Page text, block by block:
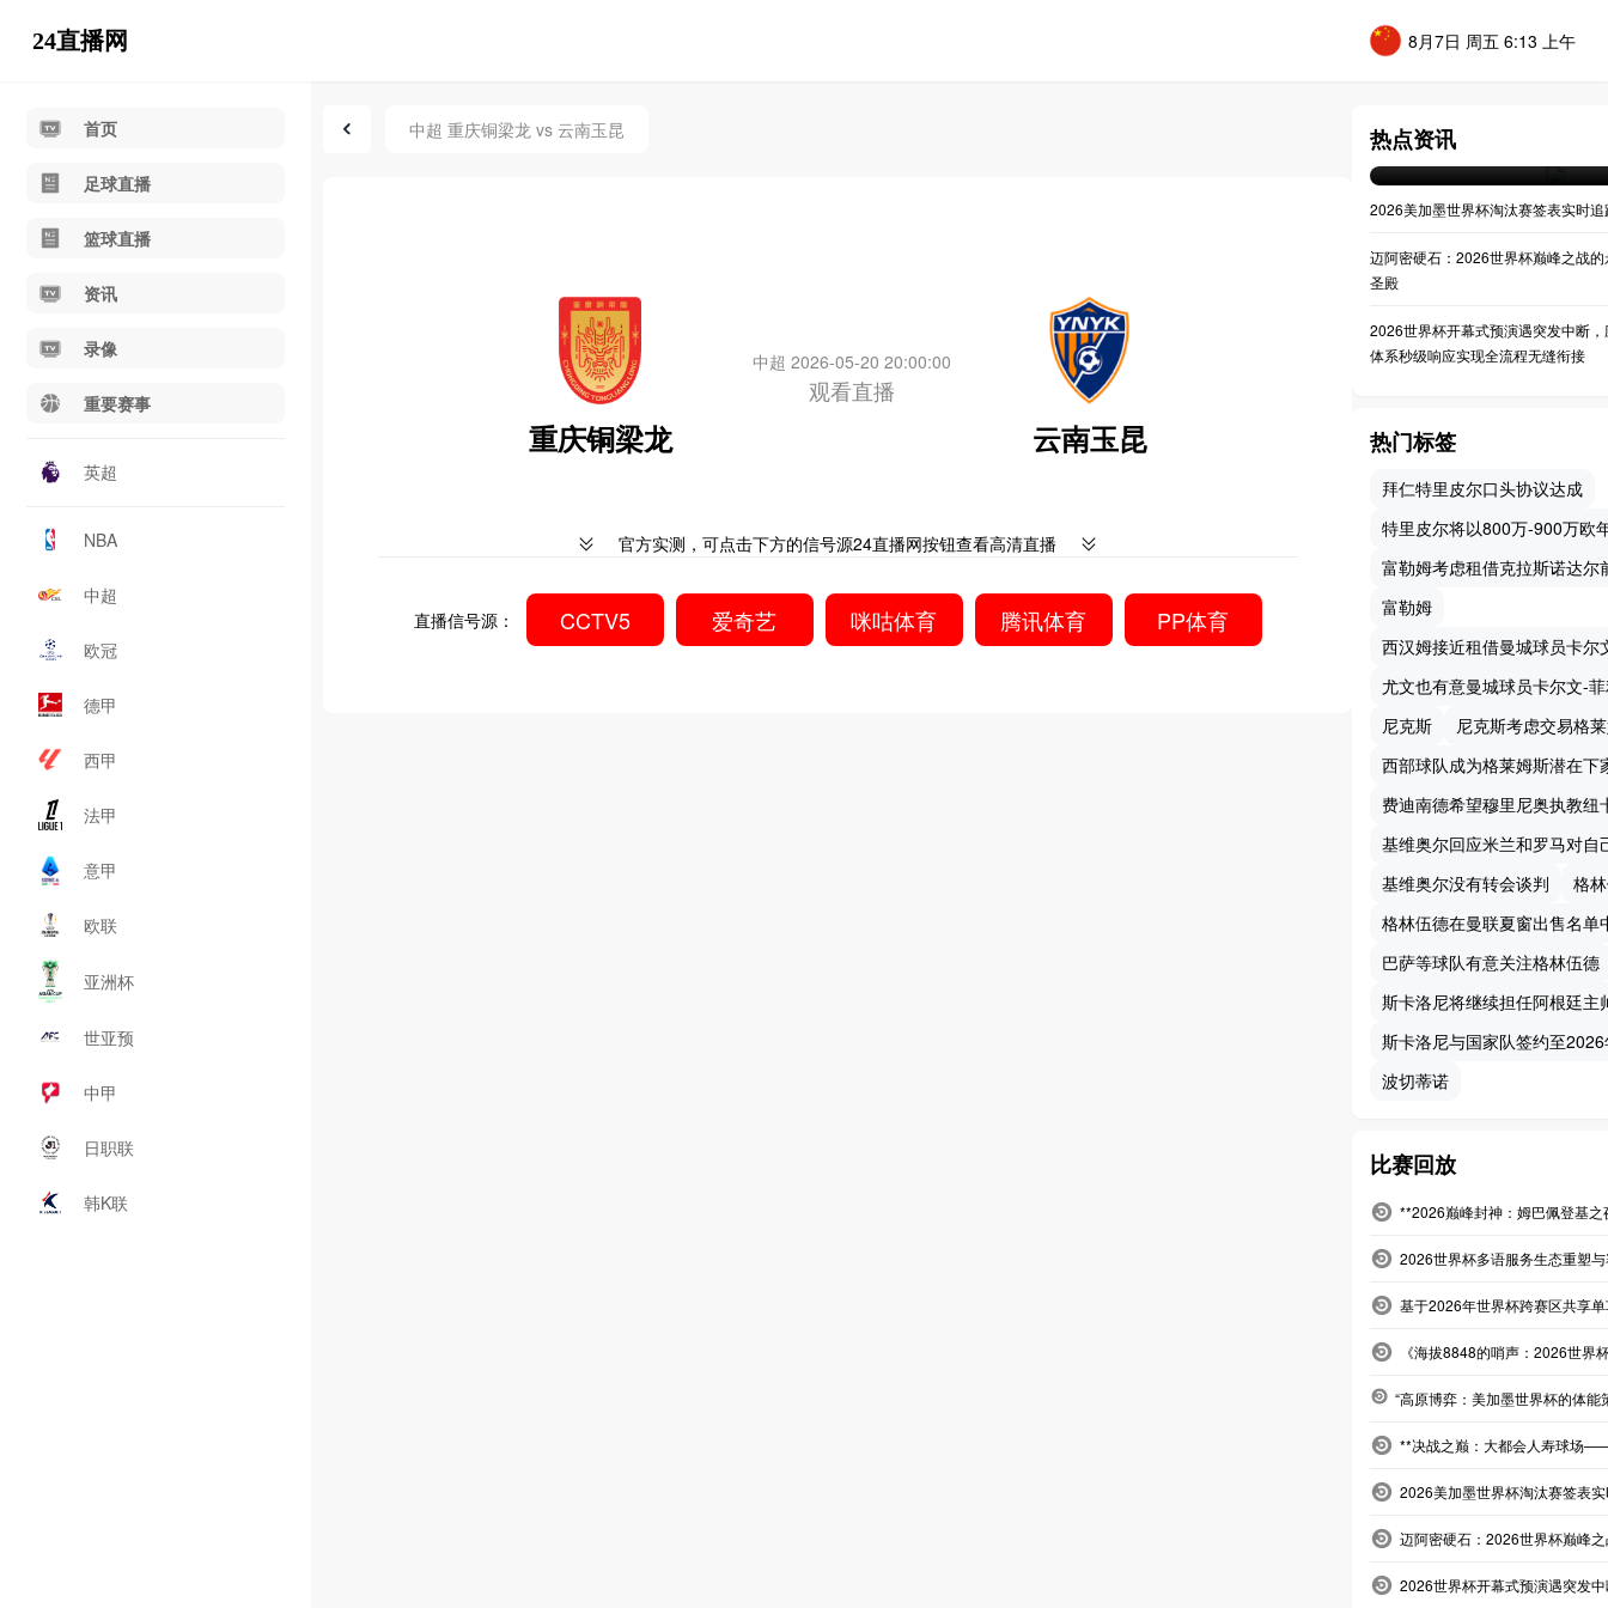
24直播网 8月7日 周五 6:13 上午
首页
足球直播
篮球直播
资讯
录像
重要赛事
英超
NBA
中超
欧冠
德甲
西甲
法甲
意甲
欧联
亚洲杯
世亚预
中甲
日职联
韩K联
中超 重庆铜梁龙 vs 云南玉昆
重庆铜梁龙
中超 2026-05-20 20:00:00
观看直播
云南玉昆
官方实测，可点击下方的信号源24直播网按钮查看高清直播
直播信号源： CCTV5 爱奇艺 咪咕体育 腾讯体育 PP体育
热点资讯
07-20 04:36
2026美加墨世界杯淘汰赛签表实时追
迈阿密硬石：2026世界杯巅峰之战的
圣殿
2026世界杯开幕式预演遇突发中断，
体系秒级响应实现全流程无缝衔接
热门标签
拜仁特里皮尔口头协议达成
特里皮尔将以800万-900万欧
富勒姆考虑租借克拉斯诺达尔
富勒姆
西汉姆接近租借曼城球员卡尔
尤文也有意曼城球员卡尔文-
尼克斯
尼克斯考虑交易格
西部球队成为格莱姆斯潜在下
费迪南德希望穆里尼奥执教纽
基维奥尔回应米兰和罗马对自
基维奥尔没有转会谈判
格
格林伍德在曼联夏窗出售名单
巴萨等球队有意关注格林伍德
斯卡洛尼将继续担任阿根廷主
斯卡洛尼与国家队签约至
波切蒂诺
比赛回放
**2026巅峰封神：姆巴佩登基之
2026世界杯多语服务生态重塑
基于2026年世界杯跨赛区共享
《海拔8848的哨声：2026世界
“高原博弈：美加墨世界杯的体能
**决战之巅：大都会人寿球场
2026美加墨世界杯淘汰赛签表
迈阿密硬石：2026世界杯巅峰
2026世界杯开幕式预演遇突发